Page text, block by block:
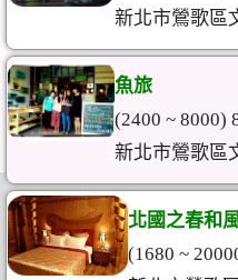
新北市鶯歌區
魚旅
(2400 ~ 8000)
新北市鶯歌區
北國之春和
(1680 ~